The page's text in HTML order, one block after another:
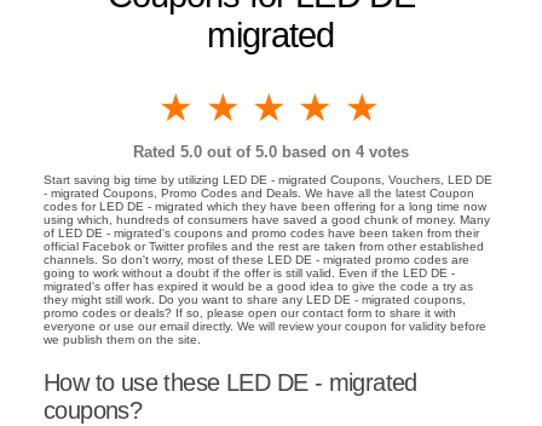
migrated
4 stars
3 stars
2 stars
1 star
Rated 5.0 out of 5.0 based on 4 votes
Start saving big time by utilizing LED DE - migrated Coupons, Vouchers, LED DE
- migrated Coupons, Promo Codes and Deals. We have all the latest Coupon
codes for LED DE - migrated which they have been offering for a long time now
using which, hundreds of consumers have saved a good chunk of money. Many
of LED DE - migrated's coupons and promo codes have been taken from their
official Facebok or Twitter profiles and the rest are taken from other established
channels. So don't worry, most of these LED DE - migrated promo codes are
going to work without a doubt if the offer is still valid. Even if the LED DE -
migrated's offer has expired it would be a good idea to give the code a try as
they might still work. Do you want to share any LED DE - migrated coupons,
promo codes or deals? If so, please open our contact form to share it with
everyone or use our email directly. We will review your coupon for validity before
we publish them on the site.
How to use these LED DE - migrated
coupons?